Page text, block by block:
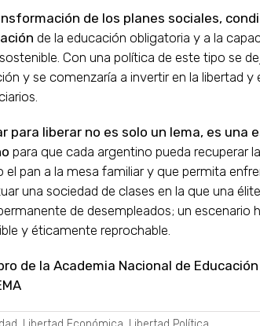
de los planes sociales,
de la educación obligatoria y a la
Con una política de este tipo se
y se comenzaría a invertir en la libertad y
para liberar no es solo un lema, es
para que cada argentino pueda recuperar
el pan a la mesa familiar y que permita
una sociedad de clases en la que una
de desempleados; un escenario
y éticamente reprochable.
de la Academia Nacional de